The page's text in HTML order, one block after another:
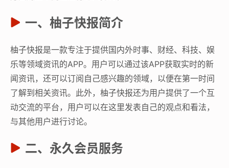
一、柚子快报简介
柚子快报是一款专注于提供国内外时事、财经、科技、娱
乐等领域资讯的APP。用户可以通过该APP获取实时的新
闻资讯，还可以订阅自己感兴趣的领域，以便在第一时间
了解到相关资讯。此外，柚子快报还为用户提供了一个互
动交流的平台，用户可以在这里发表自己的观点和看法，
与其他用户进行讨论。
二、永久会员服务